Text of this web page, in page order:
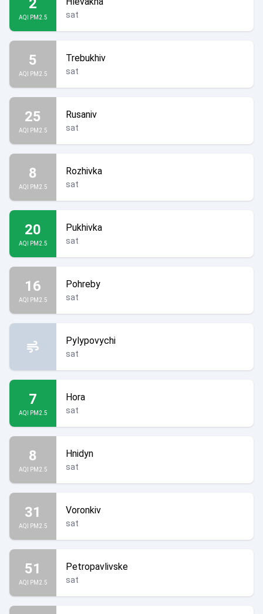
AQI PM2.5 sat
5
AQI PM2.5
Trebukhiv
sat
25
AQI PM2.5
Rusaniv
sat
8
AQI PM2.5
Rozhivka
sat
20
AQI PM2.5
Pukhivka
sat
16
AQI PM2.5
Pohreby
sat
Pylypovychi
sat
7
AQI PM2.5
Hora
sat
8
AQI PM2.5
Hnidyn
sat
31
AQI PM2.5
Voronkiv
sat
51
AQI PM2.5
Petropavlivske
sat